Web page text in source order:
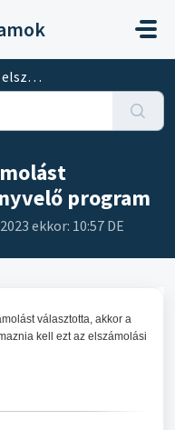
program
program
ekkor: 10:57 DE
választotta, akkor a
kell ezt az elszámolási